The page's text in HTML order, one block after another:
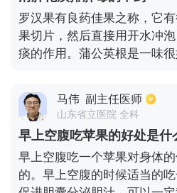
罗汉果有良药佳果之称，它
果切片，然后直接用开水冲
痰的作用。蒲公英根是一味
善喉咙不适的症状，对肺炎
作用。其他类似的中药也具
效，服药因遵医嘱。
马伟 副主任医师
山东省立医院 全科
早上空腹吃苹果的好处是什
早上空腹吃一个苹果对身体
的。早上空腹的时候适当的